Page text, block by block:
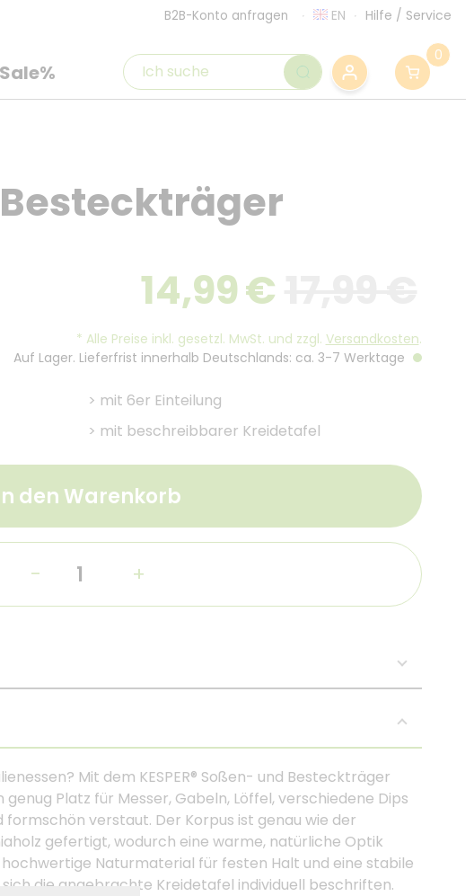
B2B-Konto anfragen EN Hilfe / Service
Sale%
0
14,99€
* Alle Preise inkl. gesetzl. MwSt. und zzgl. Versandkosten.
Auf Lager. Lieferfrist innerhalb Deutschlands: ca. 3-7 Werktage
> mit 6er Einteilung
> mit beschreibbarer Kreidetafel
den Warenkorb
- +
Mit dem KESPER® Soßen- und Besteckträger
Platz für Messer, Gabeln, Löffel, verschiedene Dips
verstaut. Der Korpus ist genau wie der
gefertigt, wodurch eine warme, natürliche Optik
Naturmaterial für festen Halt und eine stabile
die angebrachte Kreidetafel individuell beschriften.